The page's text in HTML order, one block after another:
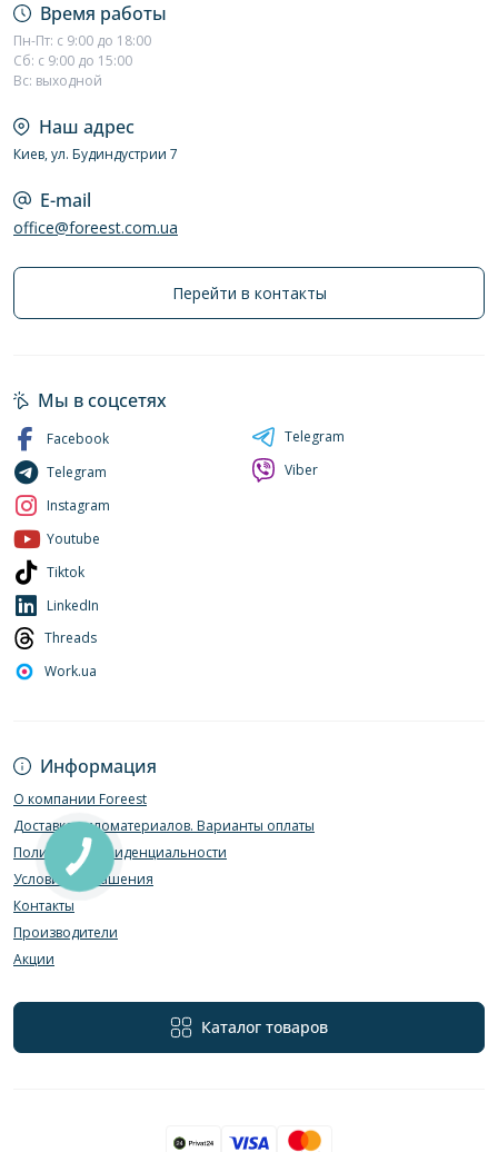
Время работы
Пн-Пт: с 9:00 до 18:00
Сб: с 9:00 до 15:00
Вс: выходной
Наш адрес
Киев, ул. Будиндустрии 7
E-mail
office@foreest.com.ua
Перейти в контакты
Информация
О компании Foreest
Доставка пиломатериалов. Варианты оплаты
Политика конфиденциальности
Условия соглашения
Контакты
Производители
Акции
Каталог товаров
Мы в соцсетях
Facebook
Telegram
Instagram
Youtube
Tiktok
LinkedIn
Threads
Work.ua
Telegram
Viber